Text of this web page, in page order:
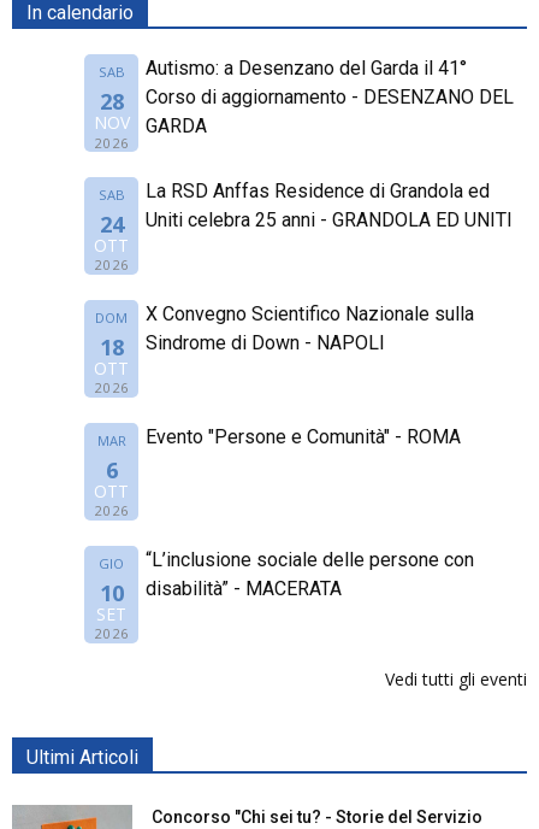
In calendario
SAB
28
NOV
2026
Autismo: a Desenzano del Garda il 41°
Corso di aggiornamento - DESENZANO DEL
GARDA
SAB
24
OTT
2026
La RSD Anffas Residence di Grandola ed
Uniti celebra 25 anni - GRANDOLA ED UNITI
DOM
18
OTT
2026
X Convegno Scientifico Nazionale sulla
Sindrome di Down - NAPOLI
MAR
6
OTT
2026
Evento "Persone e Comunità" - ROMA
GIO
10
SET
2026
“L’inclusione sociale delle persone con
disabilità” - MACERATA
Vedi tutti gli eventi
Ultimi Articoli
Concorso "Chi sei tu? - Storie del Servizio